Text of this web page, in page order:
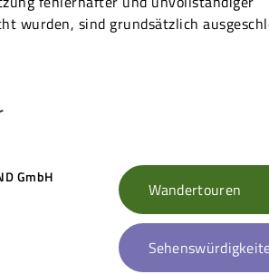
wurden, sind grundsätzlich
GmbH
Wandertouren